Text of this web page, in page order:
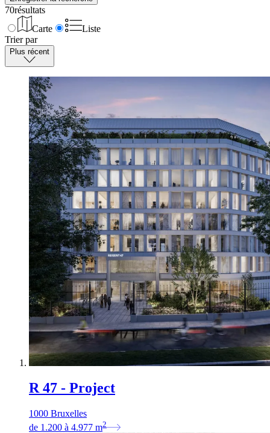
70résultats
Carte
Liste
Trier par
Plus récent
R 47 - Project
1000 Bruxelles
de 1.200 à 4.977 m2